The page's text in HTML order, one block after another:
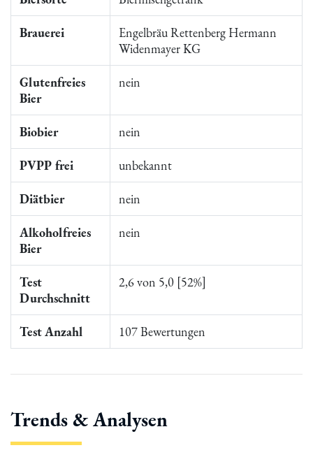
Brauerei
Engelbräu Rettenberg Hermann
Widenmayer KG
Glutenfreies
Bier
nein
Biobier nein
PVPP frei unbekannt
Diätbier nein
Alkoholfreies
Bier
nein
Test
Durchschnitt
2,6 von 5,0 [52%]
Test Anzahl 107 Bewertungen
Trends & Analysen